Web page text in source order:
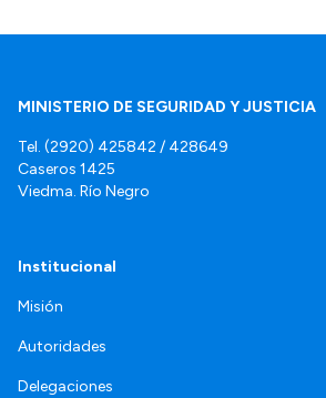
MINISTERIO DE SEGURIDAD Y JUSTICIA
Tel. (2920) 425842 / 428649
Caseros 1425
Viedma. Río Negro
Institucional
Misión
Autoridades
Delegaciones